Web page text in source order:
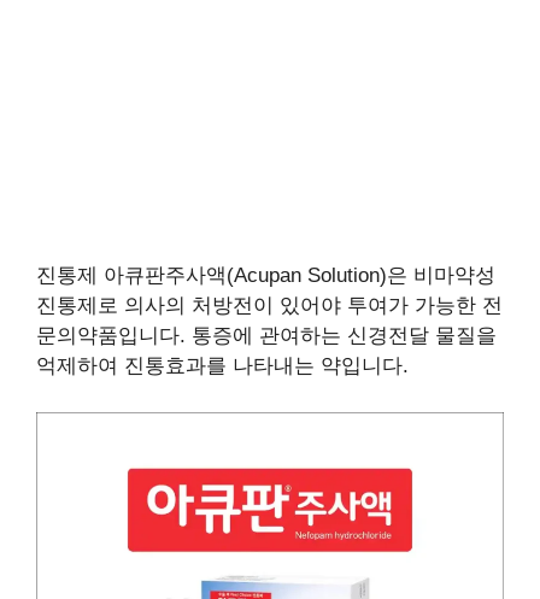
진통제 아큐판주사액(Acupan Solution)은 비마약성
진통제로 의사의 처방전이 있어야 투여가 가능한 전
문의약품입니다. 통증에 관여하는 신경전달 물질을
억제하여 진통효과를 나타내는 약입니다.